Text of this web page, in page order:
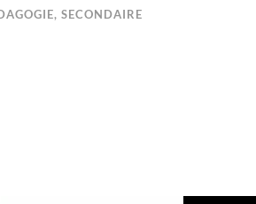
, SECONDAIRE